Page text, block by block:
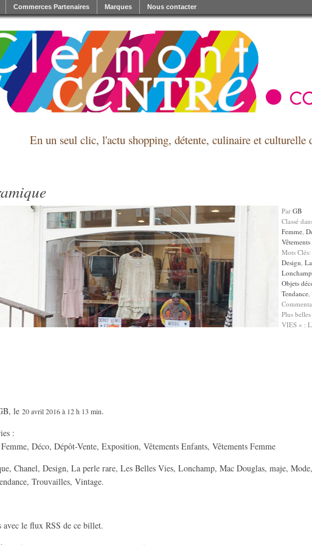
En un seul clic, l'actu shopping, détente, culinaire et culturelle
Commerces Partenaires Marques Nous contacter
Par GB
Classé
Femme,
Mots Clés:
Design,
Lonchamp
Objets
Tendance,
Plus
VIES » :
, le 20 avril 2016 à 12 h 13 min.
:
, Déco, Dépôt-Vente, Exposition, Vêtements Enfants, Vêtements Femme
, Chanel, Design, La perle rare, Les Belles Vies, Lonchamp, Mac Douglas, maje, Mode,
, Trouvailles, Vintage.
avec le flux RSS de ce billet.